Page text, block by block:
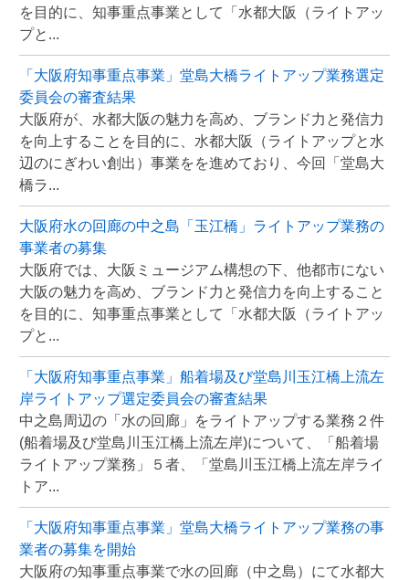
を目的に、知事重点事業として「水都大阪（ライトアッ
プと...
「大阪府知事重点事業」堂島大橋ライトアップ業務選定
委員会の審査結果
大阪府が、水都大阪の魅力を高め、ブランド力と発信力
を向上することを目的に、水都大阪（ライトアップと水
辺のにぎわい創出）事業をを進めており、今回「堂島大
橋ラ...
大阪府水の回廊の中之島「玉江橋」ライトアップ業務の
事業者の募集
大阪府では、大阪ミュージアム構想の下、他都市にない
大阪の魅力を高め、ブランド力と発信力を向上すること
を目的に、知事重点事業として「水都大阪（ライトアッ
プと...
「大阪府知事重点事業」船着場及び堂島川玉江橋上流左
岸ライトアップ選定委員会の審査結果
中之島周辺の「水の回廊」をライトアップする業務２件
(船着場及び堂島川玉江橋上流左岸)について、「船着場
ライトアップ業務」５者、「堂島川玉江橋上流左岸ライ
トア...
「大阪府知事重点事業」堂島大橋ライトアップ業務の事
業者の募集を開始
大阪府の知事重点事業で水の回廊（中之島）にて水都大